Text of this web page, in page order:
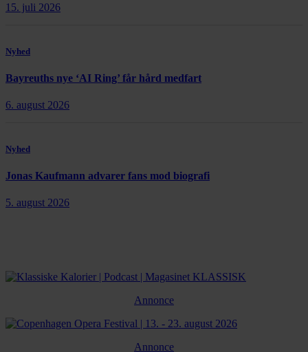
15. juli 2026
Nyhed
Bayreuths nye ‘AI Ring’ får hård medfart
6. august 2026
Nyhed
Jonas Kaufmann advarer fans mod biografi
5. august 2026
Annonce
Annonce